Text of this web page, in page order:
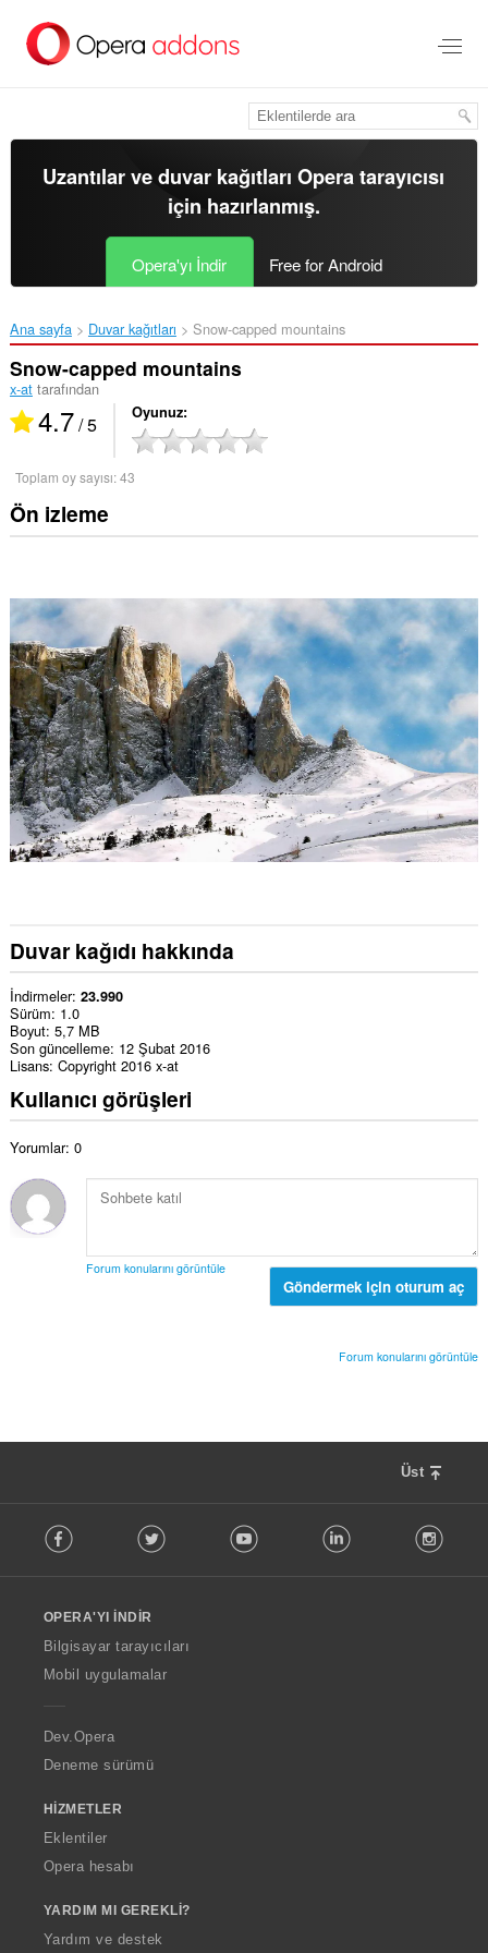
içeriğe
Uzantılar ve duvar kağıtlarıOpera tarayıcısı
için hazırlanmış.
Opera'yı İndir Free for Android
Ana sayfa Duvar kağıtları Snow-capped mountains‎
Snow-capped mountains
x-attarafından
4.7/ 5 Oyunuz
Toplam oy sayısı:43
Ön izleme
Duvar kağıdı hakkında
İndirmeler 23.990
Sürüm 1.0
Boyut 5,7 MB
Son güncelleme 12 Şubat 2016
Lisans Copyright 2016 x-at
Kullanıcı görüşleri
Yorumlar: 0
Forum konularını görüntüle
Göndermek için oturum aç
Forum konularını görüntüle
Üst
o
w
O
p
a
Facebook Twitter Youtube LinkedIn
OPERA'YI İNDIR
Bilgisayar tarayıcıları
Mobil uygulamalar
Dev.Opera
Deneme sürümü
HIZMETLER
Eklentiler
Opera hesabı
YARDIM MI GEREKLI?
Yardım ve destek